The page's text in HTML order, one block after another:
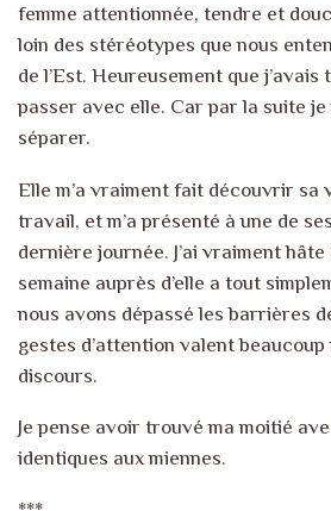
femme attentionnée, tendre et
loin des stéréotypes que nous
de l’Est. Heureusement que
passer avec elle. Car par la suite je
séparer.
Elle m’a vraiment fait découvrir sa
travail, et m’a présenté à une de
dernière journée. J’ai vraiment
semaine auprès d’elle a tout
nous avons dépassé les barrières
gestes d’attention valent beaucoup
discours.
Je pense avoir trouvé ma moitié
identiques aux miennes.